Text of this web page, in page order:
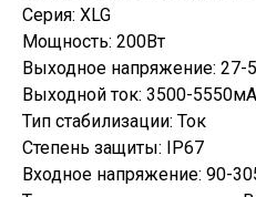
Серия: XLG
Мощность: 200Вт
Выходное напряжение: 27-
Выходной ток: 3500-5550мА
Тип стабилизации: Ток
Степень защиты: IP67
Входное напряжение: 90-